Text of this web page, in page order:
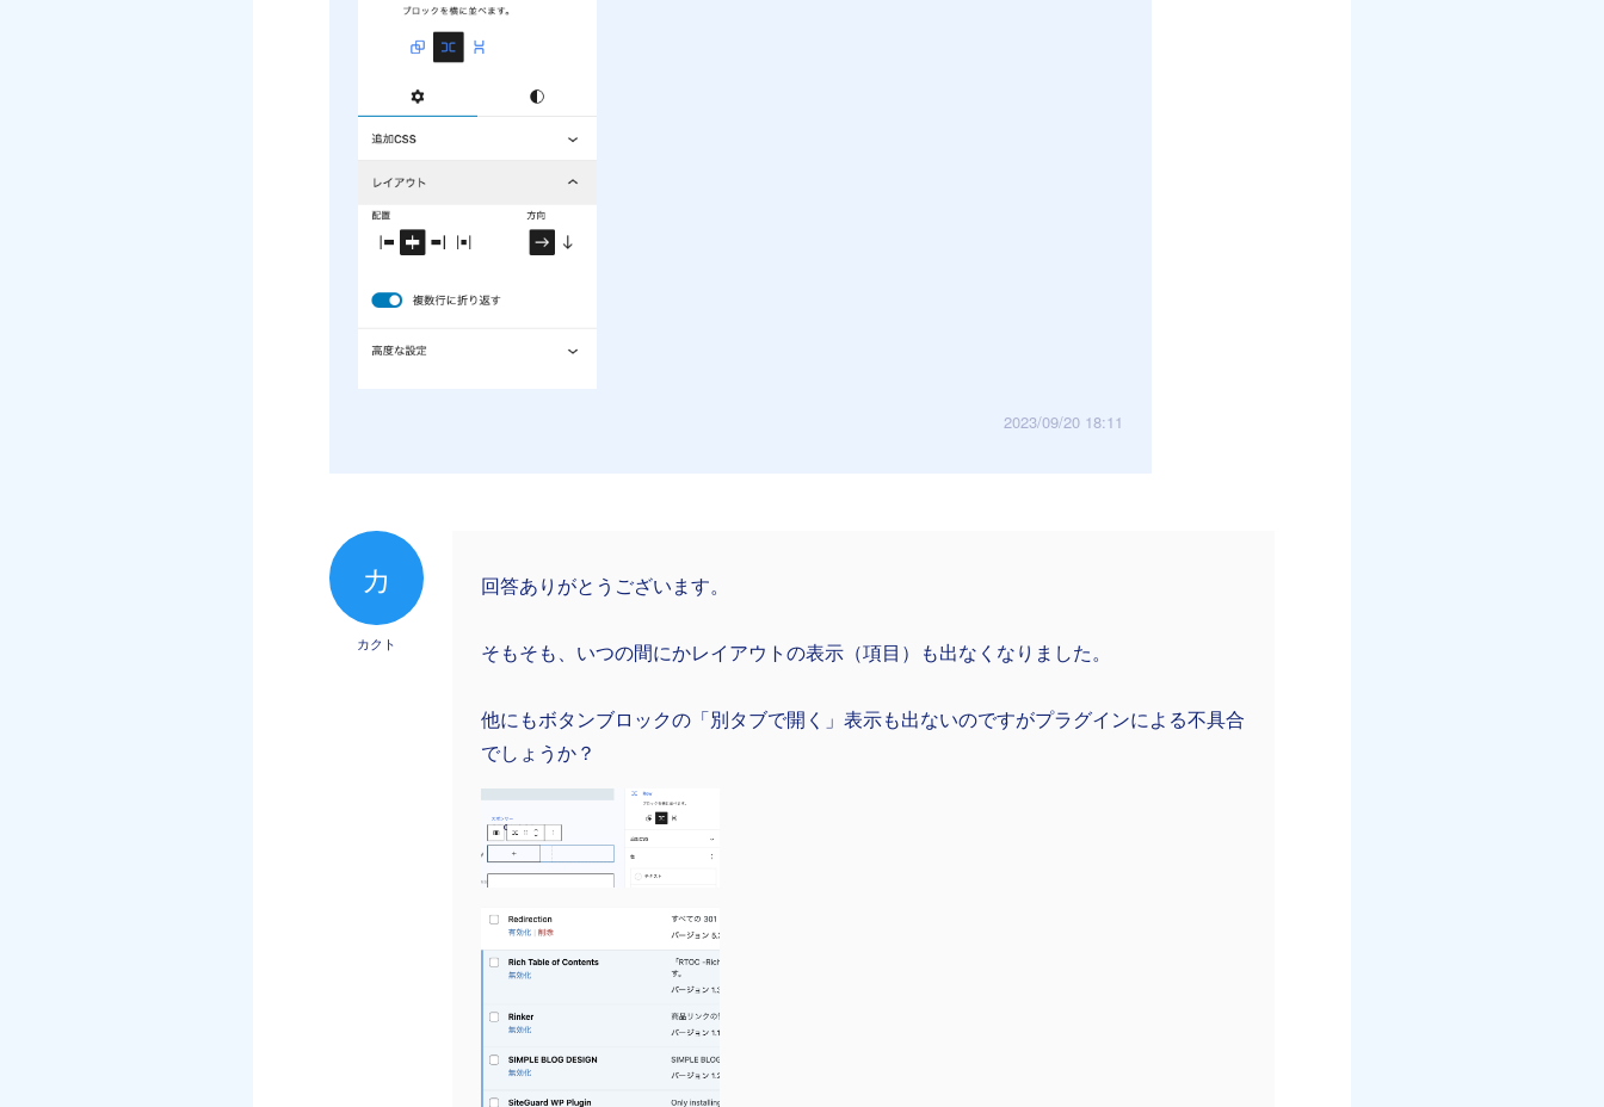
2023/09/20 18:11
カ
カクト
回答ありがとうございます。
そもそも、いつの間にかレイアウトの表示（項目）も出なくなりました。
他にもボタンブロックの「別タブで開く」表示も出ないのですがプラグインによる不具合
でしょうか？